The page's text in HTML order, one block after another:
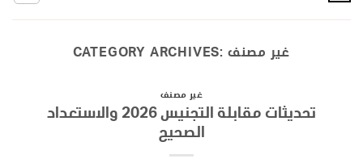
CATEGORY ARCHIVES: غير مصنف
غير مصنف
تحديثات مقابلة التجنيس 2026 والاستعداد
الصحيح